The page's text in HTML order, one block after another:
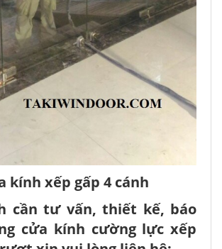
kính xếp gấp 4 cánh
cần tư vấn, thiết kế, báo
cửa kính cường lực xếp